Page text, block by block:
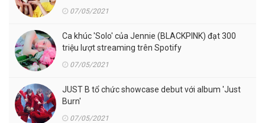
07/05/2021
Ca khúc 'Solo' của Jennie (BLACKPINK) đạt 300
triệu lượt streaming trên Spotify
07/05/2021
JUST B tổ chức showcase debut với album 'Just
Burn'
07/05/2021